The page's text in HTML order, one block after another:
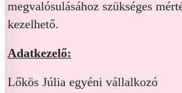
megvalósulásához szükséges
kezelhető.
Adatkezelő:
Lőkös Júlia egyéni vállalkozó